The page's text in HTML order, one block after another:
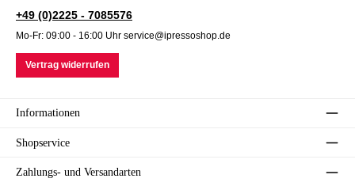
+49 (0)2225 - 7085576
Mo-Fr: 09:00 - 16:00 Uhr service@ipressoshop.de
Vertrag widerrufen
Informationen
Shopservice
Zahlungs- und Versandarten